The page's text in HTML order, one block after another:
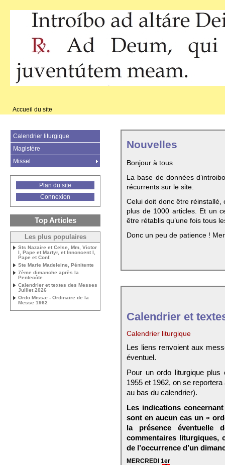
Accueil du site
Nouvelles
Bonjour à tous
La base de données
récurrents sur le site.
Celui doit donc être
plus de 1000 articles. Et un
être rétablis qu’une fois tous
Donc un peu de patience !
Calendrier et
Calendrier liturgique
Les liens renvoient aux
éventuel.
Pour un ordo liturgique plus
1955 et 1962, on se
au bas du calendrier).
Les indications
sont en aucun cas un «
la présence éventuelle
commentaires liturgiques,
de l’occurrence d’un
MERCREDI 1er
Calendrier liturgique
Magistère
Missel
Plan du site
Connexion
Top Articles
Les plus populaires
Sts Nazaire et Celse, Mm, Victor
I, Pape et Martyr, et Innoncent I,
Pape et Conf.
Ste Marie Madeleine, Pénitente
7ème dimanche après la
Pentecôte
Calendrier et textes des Messes
Juillet 2026
Ordo Missæ - Ordinaire de la
Messe 1962